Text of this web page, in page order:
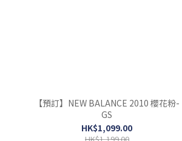
【預訂】NEW BALANCE 2010 櫻花粉-
GS
HK$1,099.00